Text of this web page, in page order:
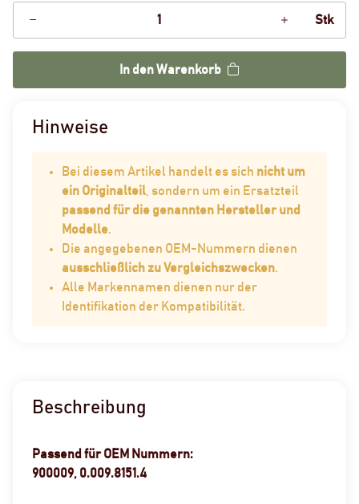
Stk
In den Warenkorb
Hinweise
Bei diesem Artikel handelt es sich nicht um
ein Originalteil , sondern um ein Ersatzteil
passend für die genannten Hersteller und
Modelle.
Die angegebenen OEM-Nummern dienen
ausschließlich zu Vergleichszwecken.
Alle Markennamen dienen nur der
Identifikation der Kompatibilität.
Beschreibung
Passend für OEM Nummern:
900009, 0.009.8151.4